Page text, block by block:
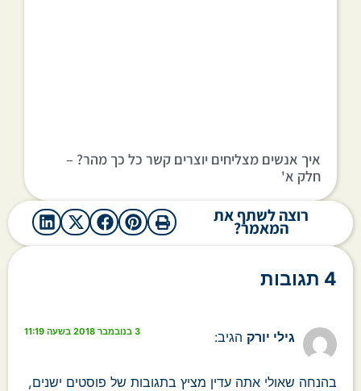
איך אנשים מצליחים יוצרים קשר כל כך מהר? –
חלק א'
רוצה לשתף את
המאמר?
4 תגובות
גילי יורק הגיב: 3 בנובמבר 2018 בשעה 11:19
בהנחה שאולי אתה עדין מציץ בתגובות של פוסטים ישנים,